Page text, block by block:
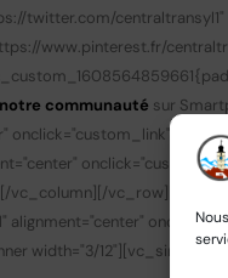
twitter.com/centraltransyl1"
www.pinterest.fr/
communauté sur